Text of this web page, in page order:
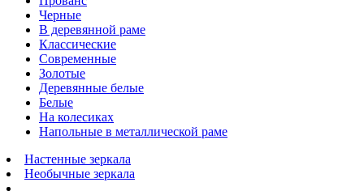
Черные
В деревянной раме
Классические
Современные
Золотые
Деревянные белые
Белые
На колесиках
Напольные в металлической раме
Настенные зеркала
Необычные зеркала